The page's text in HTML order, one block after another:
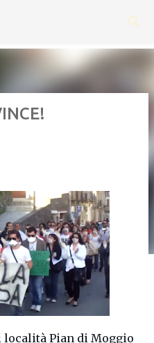
località Pian di Moggio